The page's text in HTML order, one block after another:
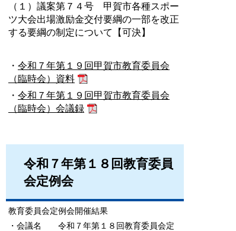
（１）議案第７４号 甲賀市各種スポー
ツ大会出場激励金交付要綱の一部を改正
する要綱の制定について【可決】
・ 令和７年第１９回甲賀市教育委員会
（臨時会）資料
・ 令和７年第１９回甲賀市教育委員会
（臨時会）会議録
令和７年第１８回教育委員
会定例会
教育委員会定例会開催結果
・会議名 令和７年第１８回教育委員会定